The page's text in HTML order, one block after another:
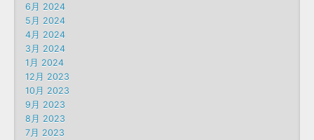
6月 2024
5月 2024
4月 2024
3月 2024
1月 2024
12月 2023
10月 2023
9月 2023
8月 2023
7月 2023